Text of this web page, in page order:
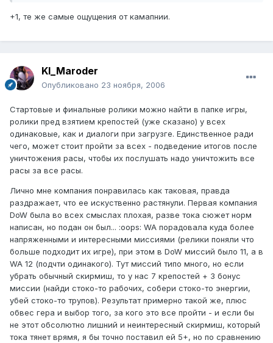
+1, те же самые ощущения от камапнии.
KI_Maroder
Опубликовано 23 ноября, 2006
Стартовые и финальные ролики можно найти в папке игры,
ролики пред взятием крепостей (уже сказано) у всех
одинаковые, как и диалоги при загрузге. Единственное ради
чего, может стоит пройти за всех - подведение итогов после
уничтожения расы, чтобы их послушать надо уничтожить все
расы за все расы.
Лично мне компания понравилась как таковая, правда
раздражает, что ее искуственно растянули. Первая компания
DoW была во всех смыслах плохая, разве тока сюжет норм
написан, но подан он был... :oops: WA порадовала куда более
напряженными и интересными миссиями (релики поняли что
больше подходит их игре), при этом в DoW миссий было 11, а в
WA 12 (подчти одинакого). Тут миссий типо много, но если
убрать обычный скирмиш, то у нас 7 крепостей + 3 бонус
миссии (найди стоко-то рабочих, собери стоко-то энергии,
убей стоко-то трупов). Результат примерно такой же, плюс
обвес гера и выбор того, за кого это все пройти - и если бы
не этот обсолютно лишний и неинтересный скирмиш, который
тока тянет врямя, я бы точно поставил ей 5+, но по сравнению